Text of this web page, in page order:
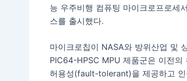
능 우주비행 컴퓨팅 마이크로프로세
스를 출시했다.
마이크로칩이 NASA와 방위산업 및
PIC64-HPSC MPU 제품군은 이전의
허용성(fault-tolerant)을 제공하고